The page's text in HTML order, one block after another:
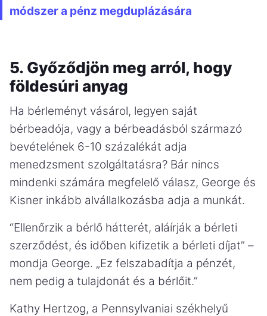
módszer a pénz megduplázására
5. Győződjön meg arról, hogy
földesúri anyag
Ha bérleményt vásárol, legyen saját
bérbeadója, vagy a bérbeadásból származó
bevételének 6-10 százalékát adja
menedzsment szolgáltatásra? Bár nincs
mindenki számára megfelelő válasz, George és
Kisner inkább alvállalkozásba adja a munkát.
“Ellenőrzik a bérlő hátterét, aláírják a bérleti
szerződést, és időben kifizetik a bérleti díjat” –
mondja George. „Ez felszabadítja a pénzét,
nem pedig a tulajdonát és a bérlőit.”
Kathy Hertzog, a Pennsylvaniai székhelyű